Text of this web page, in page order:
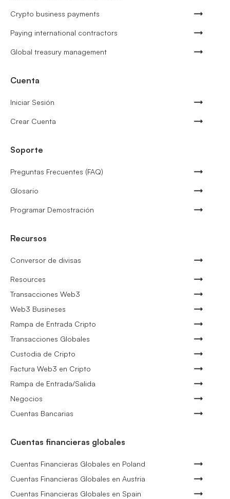
Crypto business payments
Paying international contractors
Global treasury management
Cuenta
Iniciar Sesión
Crear Cuenta
Soporte
Preguntas Frecuentes (FAQ)
Glosario
Programar Demostración
Recursos
Conversor de divisas
Resources
Transacciones Web3
Web3 Busineses
Rampa de Entrada Cripto
Transacciones Globales
Custodia de Cripto
Factura Web3 en Cripto
Rampa de Entrada/Salida
Negocios
Cuentas Bancarias
Cuentas financieras globales
Cuentas Financieras Globales en Poland
Cuentas Financieras Globales en Austria
Cuentas Financieras Globales en Spain